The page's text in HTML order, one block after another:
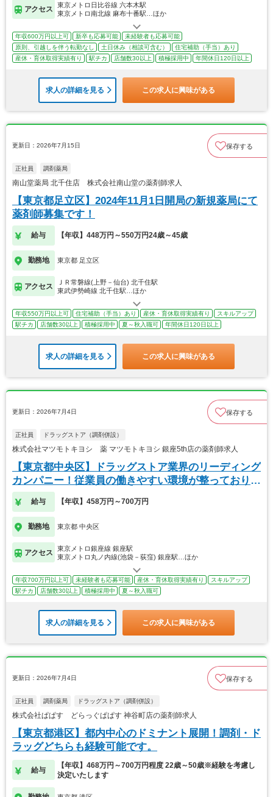
アクセス
東京メトロ日比谷線 六本木駅
東京メトロ南北線 麻布十番駅…ほか
年収600万円以上可 新卒も応募可能
未経験者も応募可能
原則、引越しを伴う転勤なし
土日休み（相談可含む）
住宅補助（手当）あり
産休・育休取得実績有り
駅チカ 店舗数30以上 積極採用中 年間休日120日以上
求人の詳細を見る この求人に興味がある
更新日：2026年7月15日 保存する
正社員 調剤薬局
南山堂薬局 北千住店 株式会社南山堂の薬剤師求人
【東京都足立区】2024年11月1日開局の新規薬局にて
薬剤師募集です！
給与 【年収】448万円～550万円24歳～45歳
勤務地 東京都 足立区
アクセス
ＪＲ常磐線(上野－仙台) 北千住駅
東武伊勢崎線 北千住駅…ほか
年収550万円以上可 住宅補助（手当）あり 産休・育休取得実績有り
スキルアップ
駅チカ
店舗数30以上 積極採用中 夏～秋入職可 年間休日120日以上
求人の詳細を見る この求人に興味がある
更新日：2026年7月4日 保存する
正社員 ドラッグストア（調剤併設）
株式会社マツモトキヨシ 薬 マツモトキヨシ 銀座5th店の薬剤師求人
【東京都中央区】ドラッグストア業界のリーディング
カンパニー！従業員の働きやすい環境が整っておりま
す！
給与 【年収】458万円～700万円
勤務地 東京都 中央区
アクセス
東京メトロ銀座線 銀座駅
東京メトロ丸ノ内線(池袋－荻窪) 銀座駅…ほか
年収700万円以上可 未経験者も応募可能 産休・育休取得実績有り
スキルアップ
駅チカ
店舗数30以上 積極採用中 夏～秋入職可
求人の詳細を見る この求人に興味がある
更新日：2026年7月4日 保存する
正社員 調剤薬局 ドラッグストア（調剤併設）
株式会社ぱぱす どらっぐぱぱす 神谷町店の薬剤師求人
【東京都港区】都内中心のドミナント展開！調剤・ド
ラッグどちらも経験可能です。
給与
【年収】468万円～700万円程度 22歳～50歳※経験を考慮し
決定いたします